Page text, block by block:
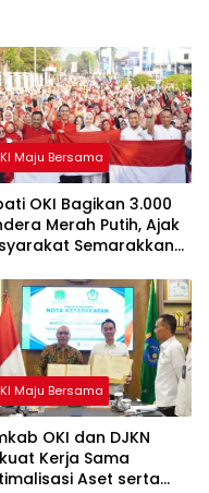
Maju Bersama
OKI Bagikan 3.000
Merah Putih, Ajak
Semarakkan
Maju Bersama
OKI dan DJKN
Kerja Sama
Aset serta